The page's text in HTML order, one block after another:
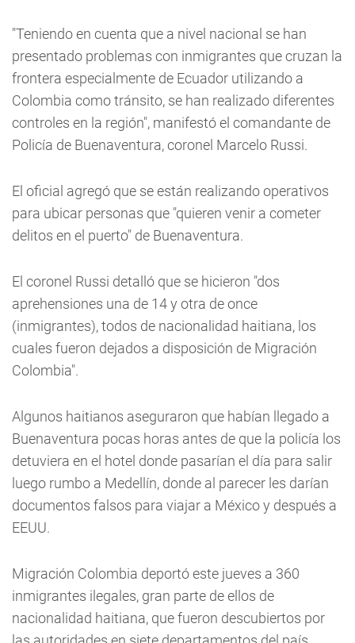
"Teniendo en cuenta que a nivel nacional se han
presentado problemas con inmigrantes que cruzan la
frontera especialmente de Ecuador utilizando a
Colombia como tránsito, se han realizado diferentes
controles en la región", manifestó el comandante de
Policía de Buenaventura, coronel Marcelo Russi.
El oficial agregó que se están realizando operativos
para ubicar personas que "quieren venir a cometer
delitos en el puerto" de Buenaventura.
El coronel Russi detalló que se hicieron "dos
aprehensiones una de 14 y otra de once
(inmigrantes), todos de nacionalidad haitiana, los
cuales fueron dejados a disposición de Migración
Colombia".
Algunos haitianos aseguraron que habían llegado a
Buenaventura pocas horas antes de que la policía los
detuviera en el hotel donde pasarían el día para salir
luego rumbo a Medellín, donde al parecer les darían
documentos falsos para viajar a México y después a
EEUU.
Migración Colombia deportó este jueves a 360
inmigrantes ilegales, gran parte de ellos de
nacionalidad haitiana, que fueron descubiertos por